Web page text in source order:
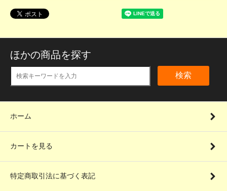
ほかの商品を探す
検索
ホーム
カートを見る
特定商取引法に基づく表記